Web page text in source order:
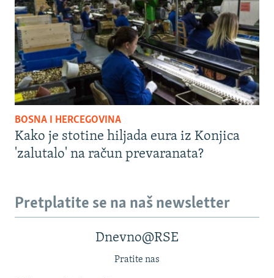
BOSNA I HERCEGOVINA
Kako je stotine hiljada eura iz Konjica
'zalutalo' na račun prevaranata?
Pretplatite se na naš newsletter
Dnevno@RSE
Pratite nas